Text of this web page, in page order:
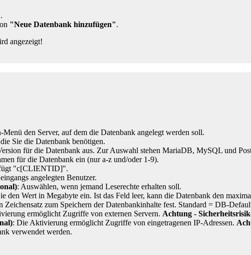
"Neue Datenbank hinzufügen".
angezeigt!
den Server, auf dem die Datenbank angelegt werden soll.
Sie die Datenbank benötigen.
für die Datenbank aus. Zur Auswahl stehen MariaDB, MySQL und
für die Datenbank ein (nur a-z und/oder 1-9).
"c[CLIENTID]".
angelegten Benutzer.
: Auswählen, wenn jemand Leserechte erhalten soll.
den Wert in Megabyte ein. Ist das Feld leer, kann die Datenbank den
Zeichensatz zum Speichern der Datenbankinhalte fest. Standard = DB-
ermöglicht Zugriffe von externen Servern. Achtung -
: Die Aktivierung ermöglicht Zugriffe von eingetragenen IP-Adressen.
verwendet werden.